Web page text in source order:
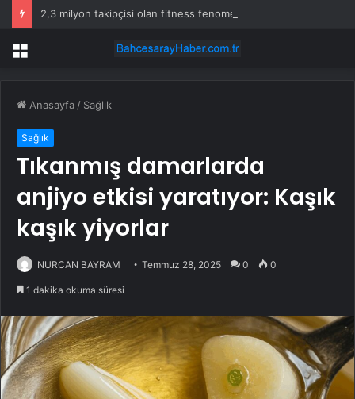
Menü
Anasayfa / Sağlık
Sağlık
Tıkanmış damarlarda
anjiyo etkisi yaratıyor: Kaşık
kaşık yiyorlar
NURCAN BAYRAM Temmuz 28, 2025 0 0
1 dakika okuma süresi